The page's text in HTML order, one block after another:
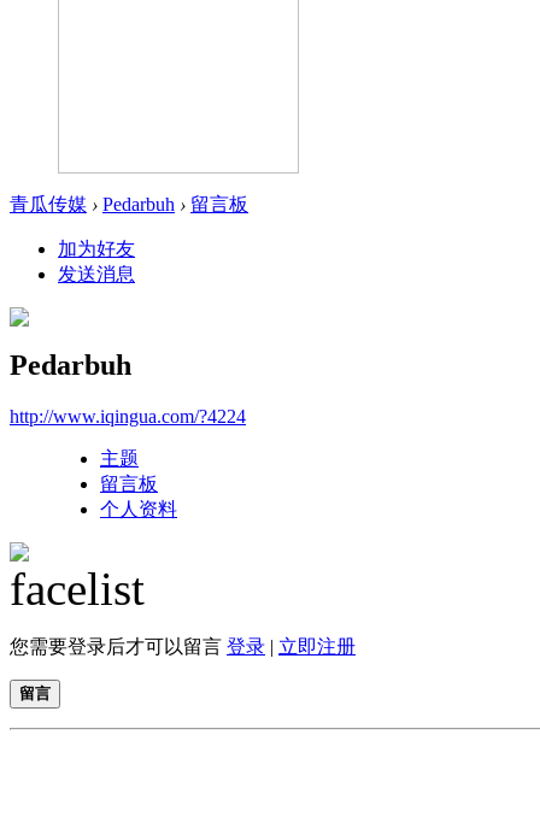
青瓜传媒 › Pedarbuh › 留言板
加为好友
发送消息
Pedarbuh
http://www.iqingua.com/?4224
主题
留言板
个人资料
您需要登录后才可以留言 登录 | 立即注册
留言